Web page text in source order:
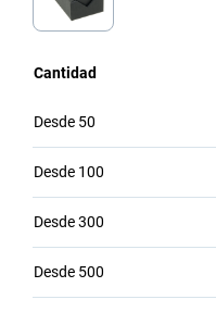
Cantidad
Desde 50
Desde 100
Desde300
Desde 500